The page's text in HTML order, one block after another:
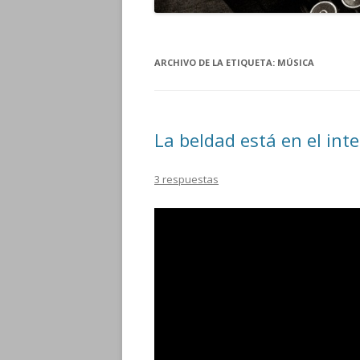
ARCHIVO DE LA ETIQUETA: MÚSICA
La beldad está en el
3 respuestas